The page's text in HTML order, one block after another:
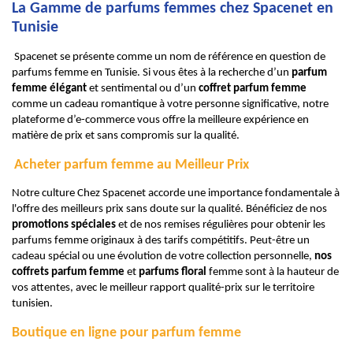
La Gamme de parfums femmes chez Spacenet en
Tunisie
Spacenet se présente comme un nom de référence en question de
parfums femme en Tunisie. Si vous êtes à la recherche d’un parfum
femme élégant et sentimental ou d’un coffret parfum femme
comme un cadeau romantique à votre personne significative, notre
plateforme d’e-commerce vous offre la meilleure expérience en
matière de prix et sans compromis sur la qualité.
Acheter parfum femme au Meilleur Prix
Notre culture Chez Spacenet accorde une importance fondamentale à
l'offre des meilleurs prix sans doute sur la qualité. Bénéficiez de nos
promotions spéciales et de nos remises régulières pour obtenir les
parfums femme originaux à des tarifs compétitifs. Peut-être un
cadeau spécial ou une évolution de votre collection personnelle, nos
coffrets parfum femme et parfums floral femme sont à la hauteur de
vos attentes, avec le meilleur rapport qualité-prix sur le territoire
tunisien.
Boutique en ligne pour parfum femme